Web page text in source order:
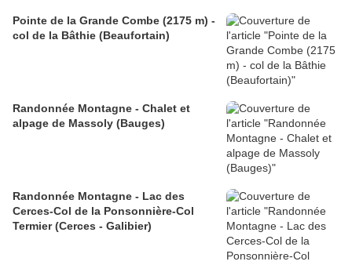
Pointe de la Grande Combe (2175 m) -
col de la Bâthie (Beaufortain)
Randonnée Montagne - Chalet et
alpage de Massoly (Bauges)
Randonnée Montagne - Lac des
Cerces-Col de la Ponsonnière-Col
Termier (Cerces - Galibier)